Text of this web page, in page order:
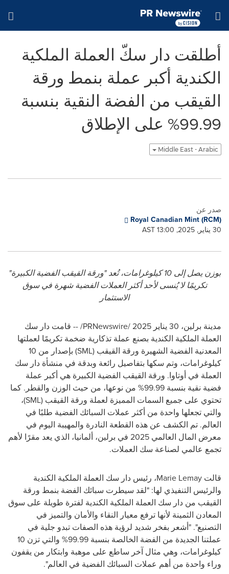
أطلقت دار سكّ العملة الملكية
الكندية أكبر عملة بنمط ورقة
القيقب من الفضة النقية بنسبة
99.99% على الإطلاق
Middle East - Arabic
صدر عن
Royal Canadian Mint (RCM)
30 يناير, 2025, 13:00 AST
بوزن يصل إلى 10 كيلوغرامات، تُعد "ورقة القيقب الفضية الكبيرة"
تكريمًا لا يُنسى لأحد أكثر العملات الفضية شهرة في سوق
الاستثمار
مدينة برلين، 30 يناير 2025 / PRNewswire/ -- قامت دار سك
العملة الملكية الكندية بصنع عملة تذكارية ضخمة تكريمًا لعملتها
المعدنية الفضية الشهيرة ورقة القيقب (SML
) بإصدار من 10
كيلوغرامات، وتم سكها بتفاصيل رائعة وبدقة في منشأة دار سك
العملة في أوتاوا. ورقة القيقب الفضية الكبيرة هي أكبر عملة
فضية نقية بنسبة 99.99% من نوعها، من حيث الوزن والقطر. كما
تحتوي على جميع السمات المميزة لعملة ورقة القيقب (SML)،
والتي تجعلها واحدة من أكثر عملات السبائك الفضية طلبًا في
العالم. تم الكشف عن هذه القطعة النادرة والمهيبة اليوم في
معرض المال العالمي 2025 في برلين، ألمانيا، الذي يعد مقرًا لأهم
تجمع عالمي لصناعة سك العملات.
قالت Marie Lemay، رئيس دار سك العملة الملكية الكندية
والرئيس التنفيذي لها: "لقد سيطرت سبائك الفضة بنمط ورقة
القيقب من دار سك العملة الملكية الكندية لفترة طويلة على سوق
المعادن الثمينة لأنها ترفع معيار النقاء والأمان والتميز في
التصنيع". "أشعر بفخر شديد لرؤية هذه الصفات تبدو جلية في
عملتنا الجديدة من الفضة الخالصة بنسبة 99.99% والتي تزن 10
كيلوغرامات، وهي مثال آخر ساطع على موهبة وابتكار من يقفون
وراء واحدة من أهم عملات السبائك الفضية في العالم".